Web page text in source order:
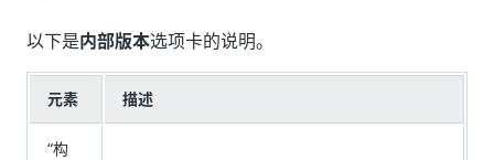
以下是内部版本选项卡的说明。
元素 描述
“构